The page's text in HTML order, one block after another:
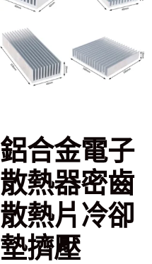
鋁合金電子
散熱器密齒
散熱片冷卻
墊擠壓